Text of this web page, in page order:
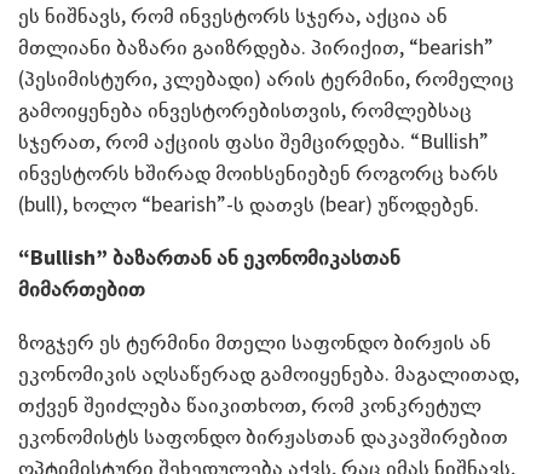
ეს ნიშნავს, რომ ინვესტორს სჯერა, აქცია ან
მთლიანი ბაზარი გაიზრდება. პირიქით, “bearish”
(პესიმისტური, კლებადი) არის ტერმინი, რომელიც
გამოიყენება ინვესტორებისთვის, რომლებსაც
სჯერათ, რომ აქციის ფასი შემცირდება. “Bullish”
ინვესტორს ხშირად მოიხსენიებენ როგორც ხარს
(bull), ხოლო “bearish”-ს დათვს (bear) უწოდებენ.
“Bullish” ბაზართან ან ეკონომიკასთან
მიმართებით
ზოგჯერ ეს ტერმინი მთელი საფონდო ბირჟის ან
ეკონომიკის აღსაწერად გამოიყენება. მაგალითად,
თქვენ შეიძლება წაიკითხოთ, რომ კონკრეტულ
ეკონომისტს საფონდო ბირჟასთან დაკავშირებით
ოპტიმისტური შეხედულება აქვს, რაც იმას ნიშნავს,